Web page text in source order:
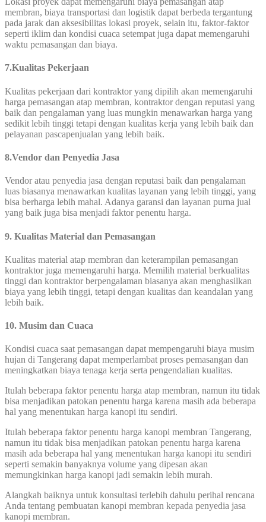
membran, biaya transportasi dan logistik dapat berbeda tergantung
pada jarak dan aksesibilitas lokasi proyek, selain itu, faktor-faktor
seperti iklim dan kondisi cuaca setempat juga dapat memengaruhi
waktu pemasangan dan biaya.
7.Kualitas Pekerjaan
Kualitas pekerjaan dari kontraktor yang dipilih akan memengaruhi
harga pemasangan atap membran, kontraktor dengan reputasi yang
baik dan pengalaman yang luas mungkin menawarkan harga yang
sedikit lebih tinggi tetapi dengan kualitas kerja yang lebih baik dan
pelayanan pascapenjualan yang lebih baik.
8.Vendor dan Penyedia Jasa
Vendor atau penyedia jasa dengan reputasi baik dan pengalaman
luas biasanya menawarkan kualitas layanan yang lebih tinggi, yang
bisa berharga lebih mahal. Adanya garansi dan layanan purna jual
yang baik juga bisa menjadi faktor penentu harga.
9. Kualitas Material dan Pemasangan
Kualitas material atap membran dan keterampilan pemasangan
kontraktor juga memengaruhi harga. Memilih material berkualitas
tinggi dan kontraktor berpengalaman biasanya akan menghasilkan
biaya yang lebih tinggi, tetapi dengan kualitas dan keandalan yang
lebih baik.
10. Musim dan Cuaca
Kondisi cuaca saat pemasangan dapat mempengaruhi biaya musim
hujan di Tangerang dapat memperlambat proses pemasangan dan
meningkatkan biaya tenaga kerja serta pengendalian kualitas.
Itulah beberapa faktor penentu harga atap membran, namun itu tidak
bisa menjadikan patokan penentu harga karena masih ada beberapa
hal yang menentukan harga kanopi itu sendiri.
Itulah beberapa faktor penentu harga kanopi membran Tangerang,
namun itu tidak bisa menjadikan patokan penentu harga karena
masih ada beberapa hal yang menentukan harga kanopi itu sendiri
seperti semakin banyaknya volume yang dipesan akan
memungkinkan harga kanopi jadi semakin lebih murah.
Alangkah baiknya untuk konsultasi terlebih dahulu perihal rencana
Anda tentang pembuatan kanopi membran kepada penyedia jasa
kanopi membran.